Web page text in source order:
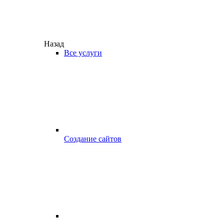
Назад
Все услуги
Создание сайтов